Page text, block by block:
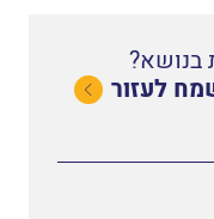
בנושא?
לעזור